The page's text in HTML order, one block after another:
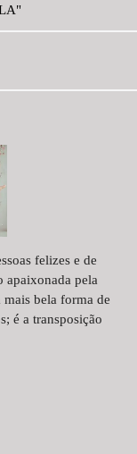
felizes e de
apaixonada pela
bela forma de
é a transposição